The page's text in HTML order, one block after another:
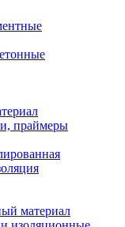
праймеры
материал